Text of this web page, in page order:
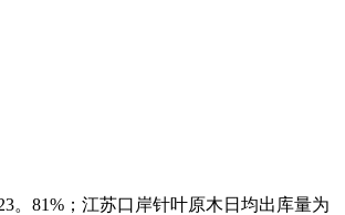
81%；江苏口岸针叶原木日均出库量为